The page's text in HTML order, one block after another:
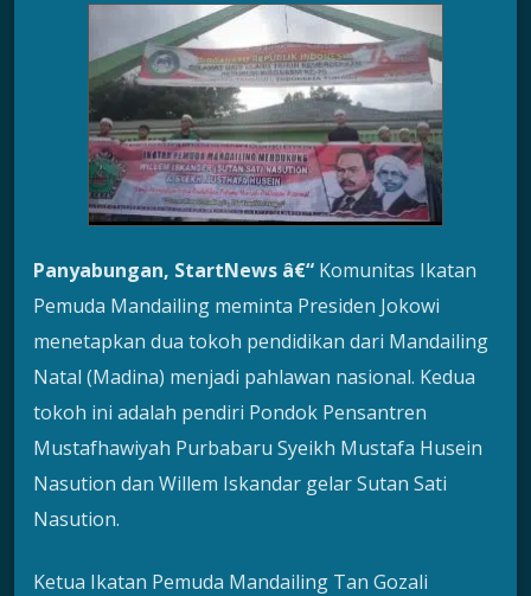
Panyabungan, StartNews â€“ Komunitas Ikatan
Pemuda Mandailing meminta Presiden Jokowi
menetapkan dua tokoh pendidikan dari Mandailing
Natal (Madina) menjadi pahlawan nasional. Kedua
tokoh ini adalah pendiri Pondok Pensantren
Mustafhawiyah Purbabaru Syeikh Mustafa Husein
Nasution dan Willem Iskandar gelar Sutan Sati
Nasution.
Ketua Ikatan Pemuda Mandailing Tan Gozali